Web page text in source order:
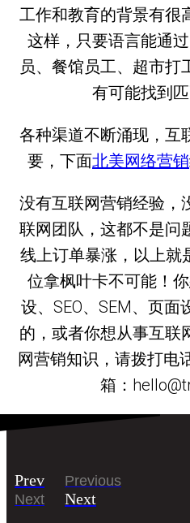
工作和教育的背景有很
这样，只要语言能通
员、餐馆员工、超市打
有可能找到匹
各种渠道不断涌现，互
要，下面北美网络营销
没有互联网营销经验，
联网团队，这都不是问
线上订单暴涨，以上就
位拿枫叶卡不可能！
设、SEO、SEM、页
的，或者你想从事互联
网营销知识，请拨打电
箱：
Prev
Previous
Next
Next